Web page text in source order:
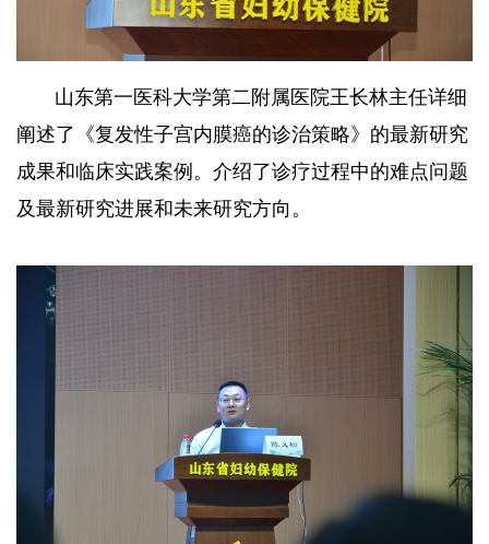
山东第一医科大学第二附属医院王长林主任详细
阐述了《复发性子宫内膜癌的诊治策略》的最新研究
成果和临床实践案例。介绍了诊疗过程中的难点问题
及最新研究进展和未来研究方向。